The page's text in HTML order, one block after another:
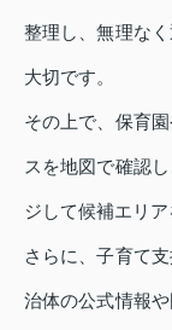
整理し、無理な
大切です。
その上で、保育
スを地図で確認
ジして候補エリア
さらに、子育て
治体の公式情報